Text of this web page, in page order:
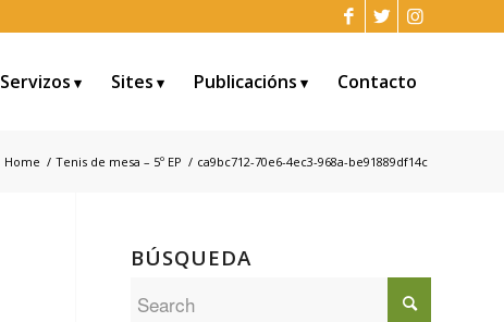
Servizos Sites Publicacións Contacto
Home / Tenis de mesa – 5º EP / ca9bc712-70e6-4ec3-968a-be91889df14c
BÚSQUEDA